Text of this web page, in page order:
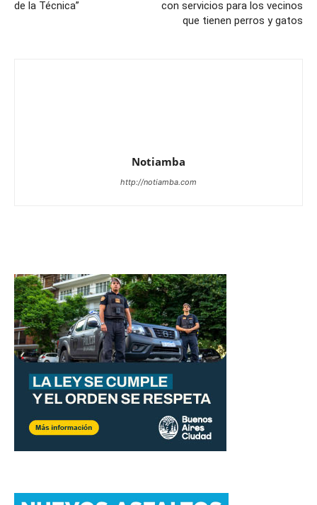
de la Técnica”
con servicios para los vecinos
que tienen perros y gatos
Notiamba
http://notiamba.com